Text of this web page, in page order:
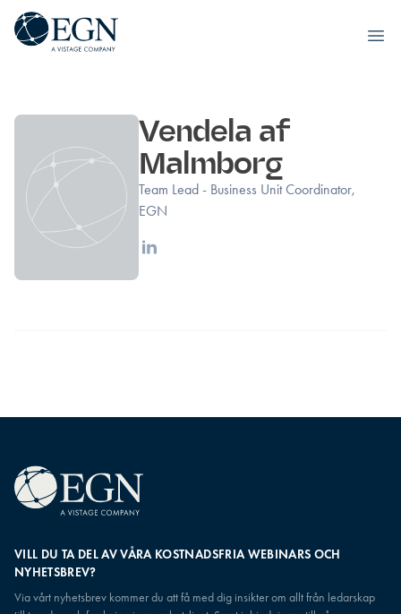
Executives' Global Network
Vendela af
Malmborg
Team Lead - Business Unit Coordinator,
EGN
Linkedin
VILL DU TA DEL AV VÅRA KOSTNADSFRIA WEBINARS OCH
NYHETSBREV?
Via vårt nyhetsbrev kommer du att få med dig insikter om allt från ledarskap